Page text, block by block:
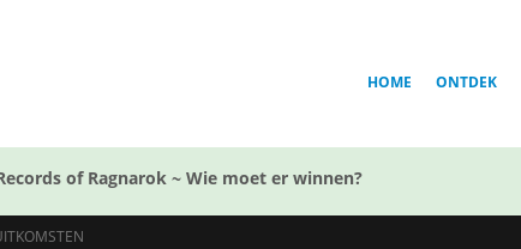
HOME ONTDEK
of Ragnarok ~ Wie moet er winnen?